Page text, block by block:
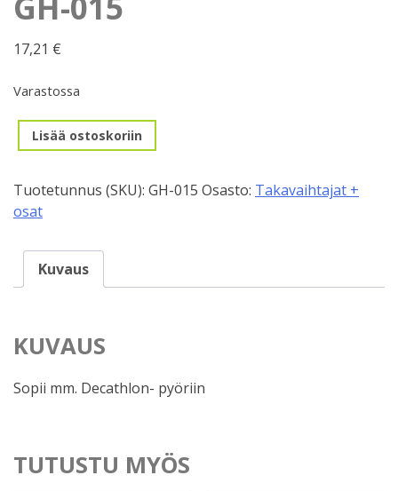
17,21 €
Varastossa
Takavaihtajan
korvake,
015
määrä
Lisää ostoskoriin
Tuotetunnus (SKU): GH-015 Osasto: Takavaihtajat +
osat
Kuvaus
KUVAUS
Sopii mm. Decathlon- pyöriin
TUTUSTU MYÖS